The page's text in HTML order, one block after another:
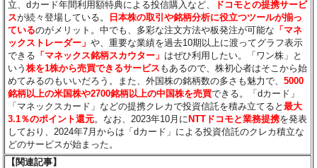
立、dカード年間利用額特典による投信購入など、
ドコモとの提携サービ
スが続々登場している。
日本株の取引や銘柄分析に役立つツールが揃っ
ているのがメリット。中でも、多彩な注文方法や板発注が可能な 「マネ
ックストレーダー」や、重要な業績を過去10期以上に渡ってグラフ表示
できる 「マネックス銘柄スカウター」 はぜひ利用したい。「ワン株」と
いう株を1株から売買できるサービス もあるので、株初心者はそこから始
めてみるのもいいだろう。また、外国株の銘柄数の多さも魅力で、5000
銘柄以上の米国株や2700銘柄以上の中国株を売買できる。「dカード」
「マネックスカード」などの提携クレカで投資信託を積み立てると最大
3.1％のポイント還元。なお、2023年10月に NTTドコモと業務提携を発表
しており、2024年7月からは「dカード」による投資信託のクレカ積立な
どのサービスが始まった。
【関連記事】